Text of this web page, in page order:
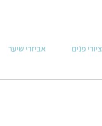
ציורי פנים אביזרי שיער